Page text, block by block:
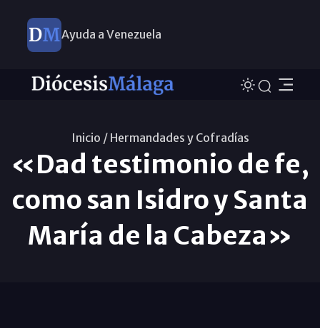
Ayuda a Venezuela
Inicio / Hermandades y Cofradías
«Dad testimonio de fe,
como san Isidro y Santa
María de la Cabeza»